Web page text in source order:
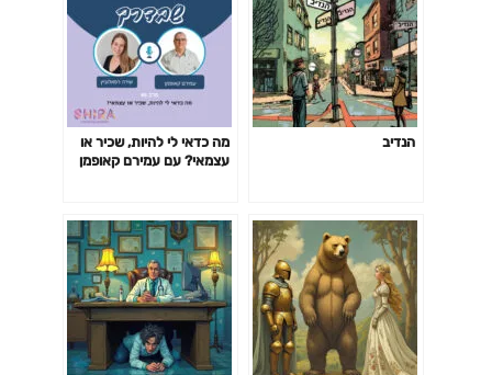
הנדיב
מה כדאי לי להיות, שכיר או
עצמאי? עם עמירם קאופמן